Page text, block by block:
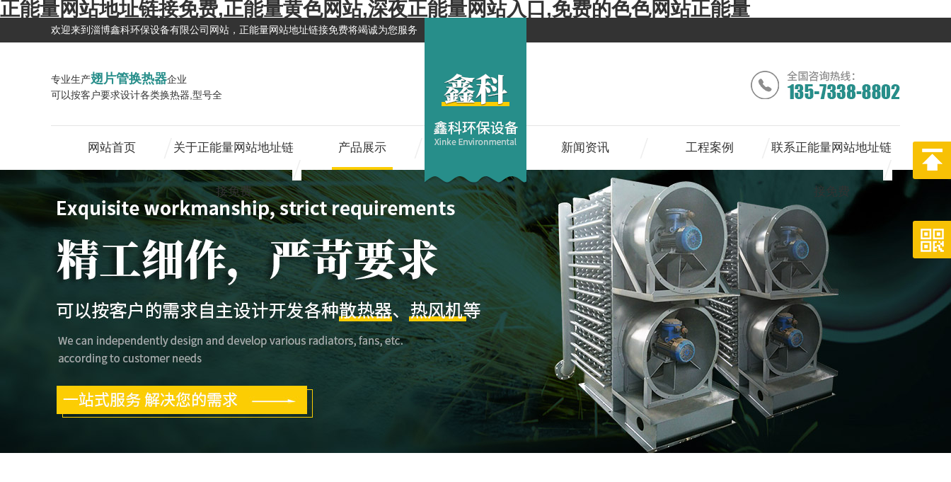
正能量网站地址链接免费,正能量黄色网站,深夜正能量网站入口,免费的色色网站正能量
欢迎来到淄博鑫科环保设备有限公司网站，正能量网站地址链接免费将竭诚为您服务
专业生产翅片管换热器企业
可以按客户要求设计各类换热器,型号全
网站首页 关于正能量网站地址链
接免费
产品展示 新闻资讯 工程案例 联系正能量网站地址链
接免费